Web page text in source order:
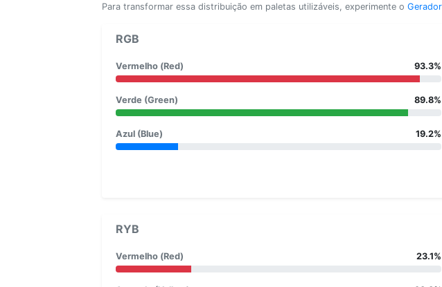
Para transformar essa distribuição em paletas utilizáveis, experimente o
RGB
Vermelho (Red) 93.3%
Verde (Green) 89.8%
Azul (Blue) 19.2%
RYB
Vermelho (Red) 23.1%